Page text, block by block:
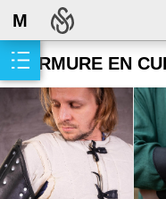
M
ARMURE EN